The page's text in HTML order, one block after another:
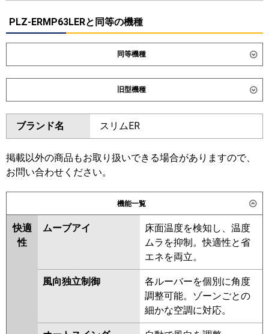
PLZ-ERMP63LERと同等の機種
同等機種
ダイキン SZRG63CT SZRG63CNT
東芝 GWSA06314MUB GWSA06314XU
三菱電機 PLZ-ERMP63LE6
ERMP63L6
日立 RCID-GP63RSH11
三菱重工 FDTWV636H6S FDTWV636H6S-
パナソニック PA-P63L7HNC PA-P63L7HC
旧型機種
ダイキン SZRG63BYT SZRG63BYNT
SZRG63BJT
SZRG63BFT SZRG63BFNT
SZRG63BCT SZRG63BCNT
RWSA06334XU RWSA06333MU
RWSA06333XU
AWEA06337X RWSA06333M
RWSA06333X AWEA6357X
AWEA6357M AWSA06357M
AWSA06357X
PLZ-ERMP63L5 PLZ-ERMP63LE5
PLZ-ERMP63L4 PLZ-ERMP63LE4
PLZ-ERMP63LE3 PLZ-ERMP63L3
ブランド名 スリムER
掲載以外の商品もお取り扱いできる場合がありますので、
お問い合わせください。
機能一覧
快適
性
ムーブアイ
床面温度を検知し、温度
ムラを抑制。快適性と省
エネを両立。
風向独立制御
各ルーバーを個別に角度
調整可能。ゾーンごとの
細かな空調に対応。